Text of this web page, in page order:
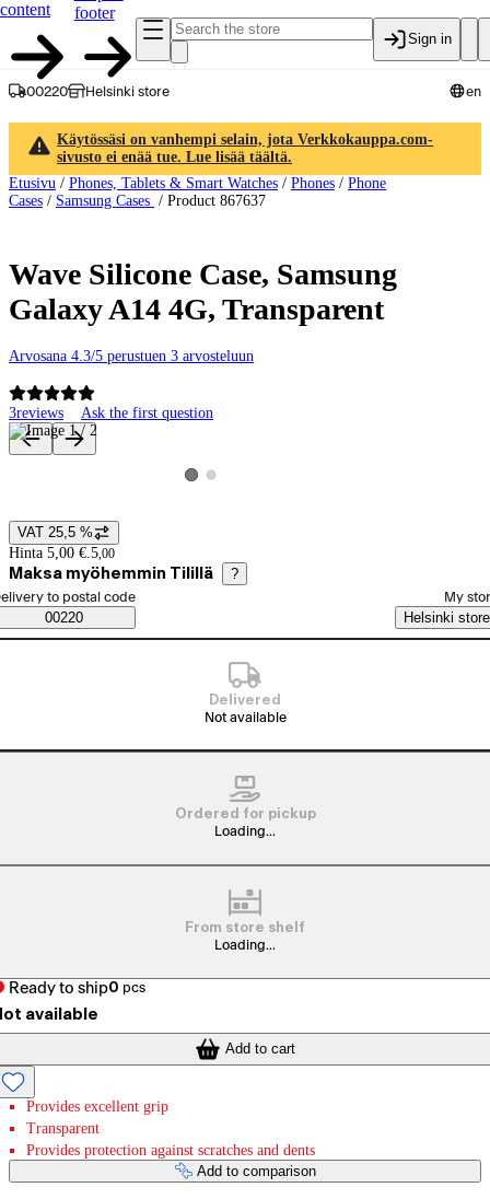
content
footer
Sign in
00220 Helsinki store en
Käytössäsi on vanhempi selain, jota Verkkokauppa.com-
sivusto ei enää tue. Lue lisää täältä.
Etusivu / Phones, Tablets & Smart Watches / Phones / Phone
Cases / Samsung Cases / Product 867637
Wave Silicone Case, Samsung
Galaxy A14 4G, Transparent
Arvosana 4.3/5 perustuen 3 arvosteluun
3reviews Ask the first question
Product images and videos
View product image 1
View product image 2
Price details
VAT 25,5 %
Hinta 5,00 €. 5,00
Maksa myöhemmin Tilillä ?
Saatavuustiedot
order method
to postal code
00220
My
Helsinki store
Delivered
Not available
Ordered for pickup
Loading...
From store shelf
Loading...
Ready to ship0 pcs
available
Add to cart
Provides excellent grip
Transparent
Provides protection against scratches and dents
Add to comparison